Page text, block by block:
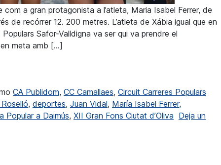
com a gran protagonista a l’atleta, Maria Isabel Ferrer, de
de recórrer 12. 200 metres. L’atleta de Xábia igual que en
Safor-Valldigna va ser qui va prendre el
meta amb […]
CA Publidom, CC Camallaes, Circuit Carreres Populars
, deportes, Juan Vidal, María Isabel Ferrer,
Popular a Daimús, XII Gran Fons Ciutat d’Oliva Deja un